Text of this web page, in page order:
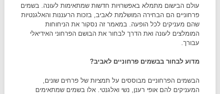
עולם הבישום מתמלא באפשרויות חדשות שמתאימות לעונה. בשמים
פרחוניים הם הבחירה המושלמת לאביב, בזכות הרעננות והאלגנטיות
שהם מעניקים לכל הופעה. במאמר זה נסקור את הניחוחות
המומלצים לעונה ואת הדרך לבחור את הבושם הפרחוני האידיאלי
עבורך.
מדוע לבחור בבשמים פרחוניים לאביב?
הבשמים הפרחוניים מבוססים על תמציות של פרחים שונים,
המעניקים להם אופי רענן, נשי ואלגנטי. אלו בשמים שמתאימים